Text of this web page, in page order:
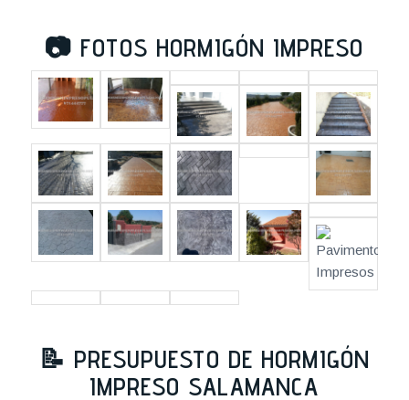
📷 FOTOS HORMIGÓN IMPRESO
📝 PRESUPUESTO DE HORMIGÓN
IMPRESO SALAMANCA